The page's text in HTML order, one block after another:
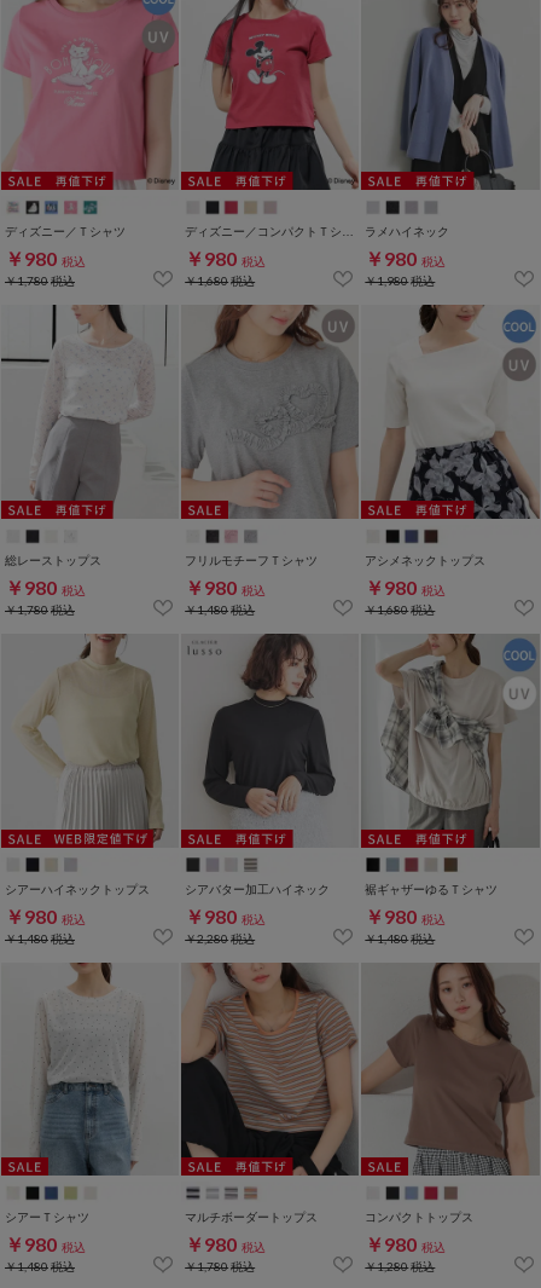
ディズニー／Ｔシャツ
￥980 税込
￥1,780税込
ディズニー／コンパクトＴシャツ
￥980 税込
￥1,680税込
ラメハイネック
￥980 税込
￥1,980税込
総レーストップス
￥980 税込
￥1,780税込
フリルモチーフＴシャツ
￥980 税込
￥1,480税込
アシメネックトップス
￥980 税込
￥1,680税込
シアーハイネックトップス
￥980 税込
￥1,480税込
シアバター加工ハイネック
￥980 税込
￥2,280税込
裾ギャザーゆるＴシャツ
￥980 税込
￥1,480税込
シアーＴシャツ
￥980 税込
￥1,480税込
マルチボーダートップス
￥980 税込
￥1,780税込
コンパクトトップス
￥980 税込
￥1,280税込